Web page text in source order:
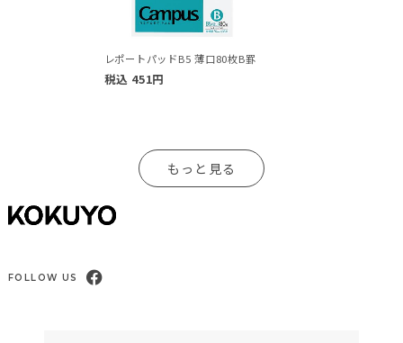
レポートパッドB5 薄口80枚B罫
税込 451円
もっと見る
FOLLOW US